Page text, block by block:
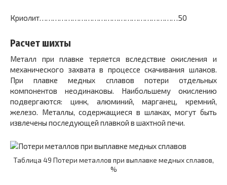
Криолит………………………………………………………50
Расчет шихты
Металл при плавке теряется вследствие окисления и
механического захвата в процессе скачивания шлаков.
При плавке медных сплавов потери отдельных
компонентов неодинаковы. Наибольшему окислению
подвергаются: цинк, алюминий, марганец, кремний,
железо. Металлы, содержащиеся в шлаках, могут быть
извлечены последующей плавкой в шахтной печи.
Таблица 49 Потери металлов при выплавке медных сплавов,
%